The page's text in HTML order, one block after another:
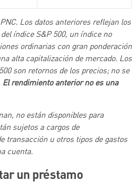
Los datos anteriores reflejan los
índice S&P 500, un índice no
ordinarias con gran ponderación
alta capitalización de mercado. Los
son retornos de los precios; no se
El rendimiento anterior no es una
no están disponibles para
sujetos a cargos de
transacción u otros tipos de gastos
cuenta.
un préstamo